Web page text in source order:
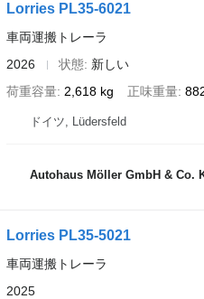
Lorries PL35-6021
車両運搬トレーラ
2026
状態 新しい
荷重容量 2,618 kg 正味重量
ドイツ, Lüdersfeld
Autohaus Möller GmbH & Co.
Lorries PL35-5021
車両運搬トレーラ
2025